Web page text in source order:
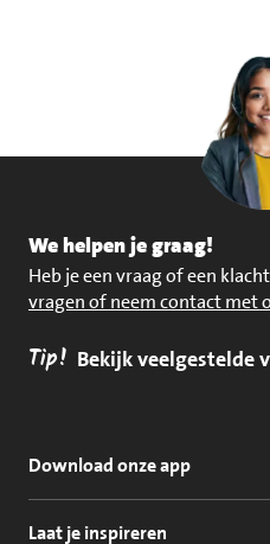
We helpen je graag!
Heb je een vraag of een
vragen of neem contact met
Tip! Bekijk veelgestelde
Download onze app
Laat je inspireren